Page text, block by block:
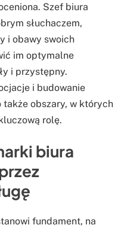
Szef biura
słuchaczem,
i obawy swoich
im optymalne
i przystępny.
i budowanie
obszary, w których
rolę.
biura
fundament, na